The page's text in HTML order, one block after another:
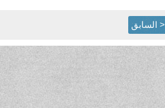
< السابق